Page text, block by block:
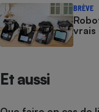
BRÈVE
vrais
Et aussi